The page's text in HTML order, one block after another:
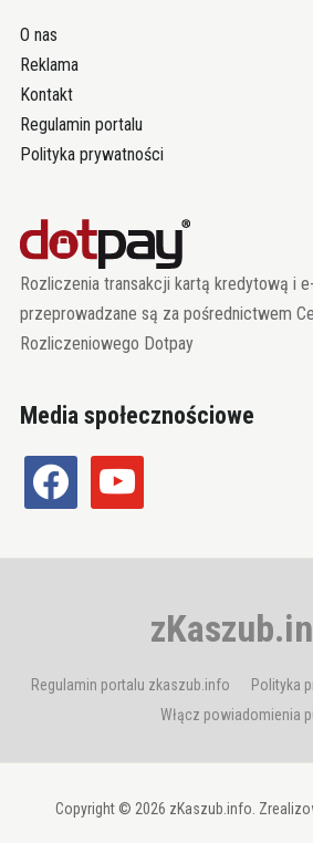
O nas
Reklama
Kontakt
Regulamin portalu
Polityka prywatności
Rozliczenia transakcji kartą kredytową i
przeprowadzane są za pośrednictwem
Rozliczeniowego Dotpay
Media społecznościowe
facebook youtube
Regulamin portalu zkaszub.info Polityka
Włącz powiadomienia
Copyright © 2026 zKaszub.info.